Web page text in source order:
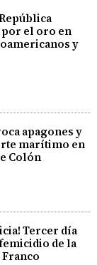
por el oro en
y
apagones y
marítimo en
Colón
Tercer día
de la